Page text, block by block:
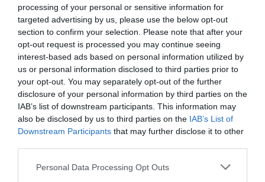
processing of your personal or sensitive information for
targeted advertising by us, please use the below opt-out
section to confirm your selection. Please note that after your
opt-out request is processed you may continue seeing
interest-based ads based on personal information utilized by
us or personal information disclosed to third parties prior to
your opt-out. You may separately opt-out of the further
disclosure of your personal information by third parties on the
IAB’s list of downstream participants. This information may
also be disclosed by us to third parties on the IAB’s List of
Downstream Participants that may further disclose it to other
Personal Data Processing Opt Outs
Becsei András
, alelnök, vezérigazgató, Magyar Bankszövetség,
OTP Jelzálogbank
Harmati László
, vezérigazgató-helyettes, Erste Bank
Ihász Csilla
, igazgatóság tagja, Lakossági és Kisvállalati Divízió
vezetője, UniCredit Bank
Morafcsik László, vezérigazgató-helyettes, az Igazgatóság tagja,
Fundamenta-Lakáskassza
Tokodi Gábor , vezérigazgató-helyettes, FHB Bank
12:45–14:15 |Ebédszünet